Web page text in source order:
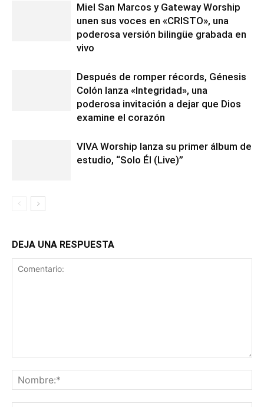
Miel San Marcos y Gateway Worship
unen sus voces en «CRISTO», una
poderosa versión bilingüe grabada en
vivo
Después de romper récords, Génesis
Colón lanza «Integridad», una
poderosa invitación a dejar que Dios
examine el corazón
VIVA Worship lanza su primer álbum de
estudio, “Solo Él (Live)”
DEJA UNA RESPUESTA